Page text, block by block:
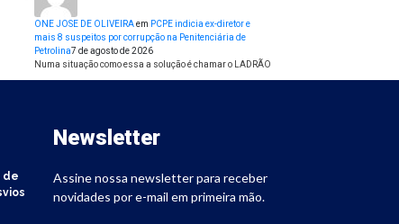
ONE JOSE DE OLIVEIRAem PCPE indicia ex-diretor e
mais 8 suspeitos por corrupção na Penitenciária de
Petrolina7 de agosto de 2026
Numa situação como essa a solução é chamar o LADRÃO
de
Newsletter
Assine nossa newsletter para receber
novidades por e-mail em primeira mão.